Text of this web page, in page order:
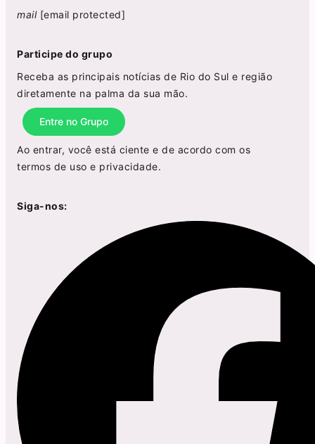
mail [email protected]
Participe do grupo
Receba as principais notícias de Rio do Sul e região
diretamente na palma da sua mão.
Entre no Grupo
Ao entrar, você está ciente e de acordo com os
termos de uso e privacidade.
Siga-nos: